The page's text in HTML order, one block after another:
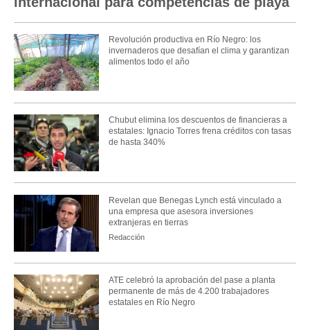
Revolución productiva en Río Negro: los
invernaderos que desafían el clima y garantizan
alimentos todo el año
Chubut elimina los descuentos de financieras a
estatales: Ignacio Torres frena créditos con tasas
de hasta 340%
Revelan que Benegas Lynch está vinculado a
una empresa que asesora inversiones
extranjeras en tierras
Redacción
ATE celebró la aprobación del pase a planta
permanente de más de 4.200 trabajadores
estatales en Río Negro